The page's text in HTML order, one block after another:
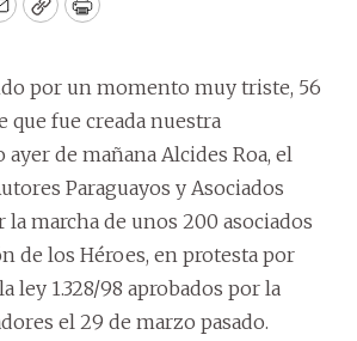
CopyPrint
por un momento muy triste, 56
que fue creada nuestra
de mañana Alcides Roa, el
Paraguayos y Asociados
la marcha de unos 200 asociados
de los Héroes, en protesta por
ley 1.328/98 aprobados por la
el 29 de marzo pasado.